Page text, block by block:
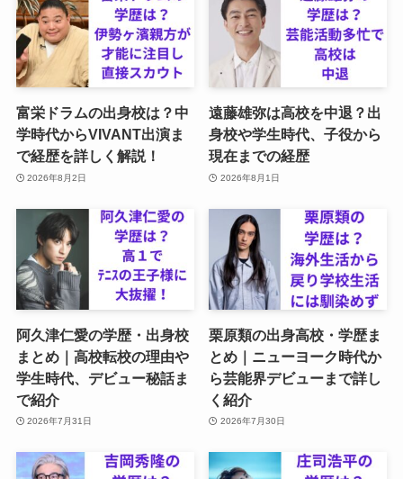
富栄ドラムの出身校は？中
学時代からVIVANT出演ま
で経歴を詳しく解説！
2026年8月2日
遠藤雄弥は高校を中退？出
身校や学生時代、子役から
現在までの経歴
2026年8月1日
阿久津仁愛の学歴・出身校
まとめ｜高校転校の理由や
学生時代、デビュー秘話ま
で紹介
2026年7月31日
栗原類の出身高校・学歴ま
とめ｜ニューヨーク時代か
ら芸能界デビューまで詳し
く紹介
2026年7月30日